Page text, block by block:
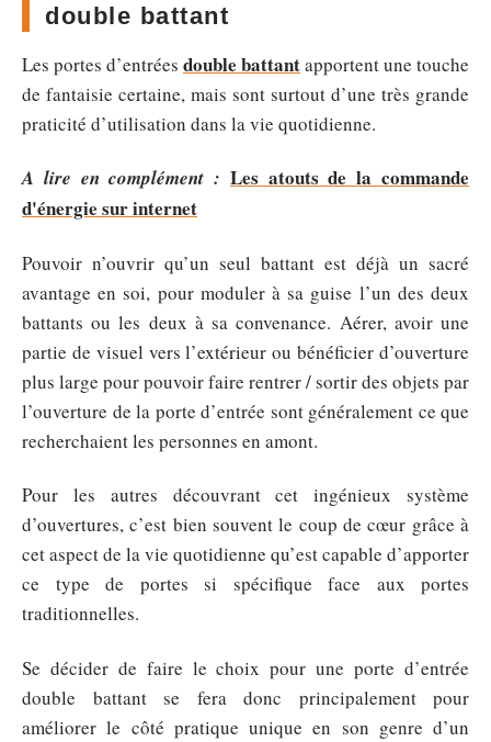
double battant
Les portes d’entrées double battantapportent une touche
de fantaisie certaine, mais sont surtout d’une très grande
praticité d’utilisation dans la vie quotidienne.
A lire en complément : Les atouts de la commande
d'énergie sur internet
Pouvoir n’ouvrir qu’un seul battant est déjà un sacré
avantage en soi, pour moduler à sa guise l’un des deux
battants ou les deux à sa convenance. Aérer, avoir une
partie de visuel vers l’extérieur ou bénéficier d’ouverture
plus large pour pouvoir faire rentrer / sortir des objets par
l’ouverture de la porte d’entrée sont généralement ce que
recherchaient les personnes en amont.
Pour les autres découvrant cet ingénieux système
d’ouvertures, c’est bien souvent le coup de cœur grâce à
cet aspect de la vie quotidienne qu’est capable d’apporter
ce type de portes si spécifique face aux portes
traditionnelles.
Se décider de faire le choix pour une porte d’entrée
double battant se fera donc principalement pour
améliorer le côté pratique unique en son genre d’un